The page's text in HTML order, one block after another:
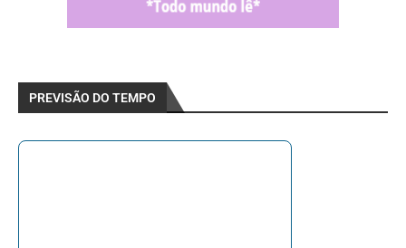
PREVISÃO DO TEMPO